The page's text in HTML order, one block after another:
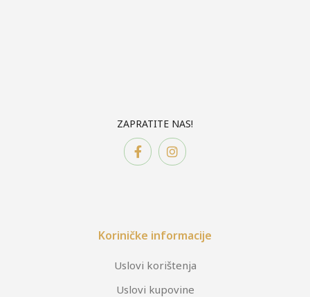
ZAPRATITE NAS!
Koriničke informacije
Uslovi korištenja
Uslovi kupovine